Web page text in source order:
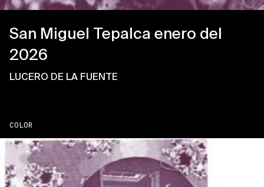
San Miguel Tepalca enero del
2026
LUCERO DE LA FUENTE
COLOR